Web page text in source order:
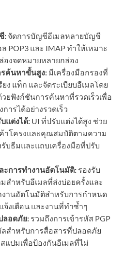
: จัดการบัญชีอีเมลหลายบัญชี
POP3 และ IMAP ทำให้เหมาะ
องจดหมายหลายกล่อง
รค้นหาขั้นสูง: มีเครื่องมือกรองที่
ยง แท็ก และจัดระเบียบอีเมลโดย
ยฟังก์ชันการค้นหาที่รวดเร็วเพื่อ
ารได้อย่างรวดเร็ว
แต่งได้: UI ที่ปรับแต่งได้สูง ช่วย
าโครงและคุณสมบัติตามความ
รับธีมและแถบเครื่องมือที่ปรับ
ะการทำงานอัตโนมัติ: รองรับ
สำหรับอีเมลที่ส่งบ่อยครั้งและ
านอัตโนมัติสำหรับการกำหนด
จ้งเตือน และงานที่ทำซ้ำๆ
อดภัย: รวมถึงการเข้ารหัส PGP
สำหรับการสื่อสารที่ปลอดภัย
แปมเพื่อป้องกันอีเมลที่ไม่